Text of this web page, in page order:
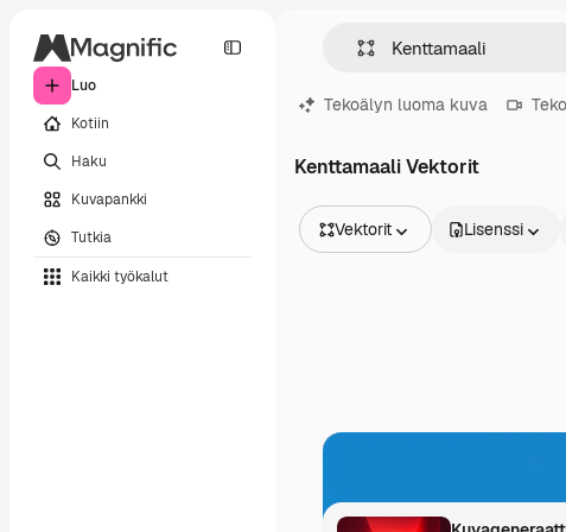
Luo
Kotiin
Haku
Kuvapankki
Tutkia
Kaikki työkalut
Tekoälyn luoma kuva
Kenttamaali Vektorit
Vektorit
Liikegrafiikka
3D mallit
Fontit
Lisenssi